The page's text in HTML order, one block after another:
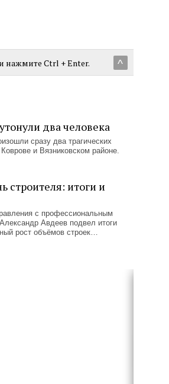
^
нажмите Ctrl + Enter.
два человека
сразу два трагических
и Вязниковском районе.
строителя: итоги и
с профессиональным
Авдеев подвел итоги
рост объёмов строек…